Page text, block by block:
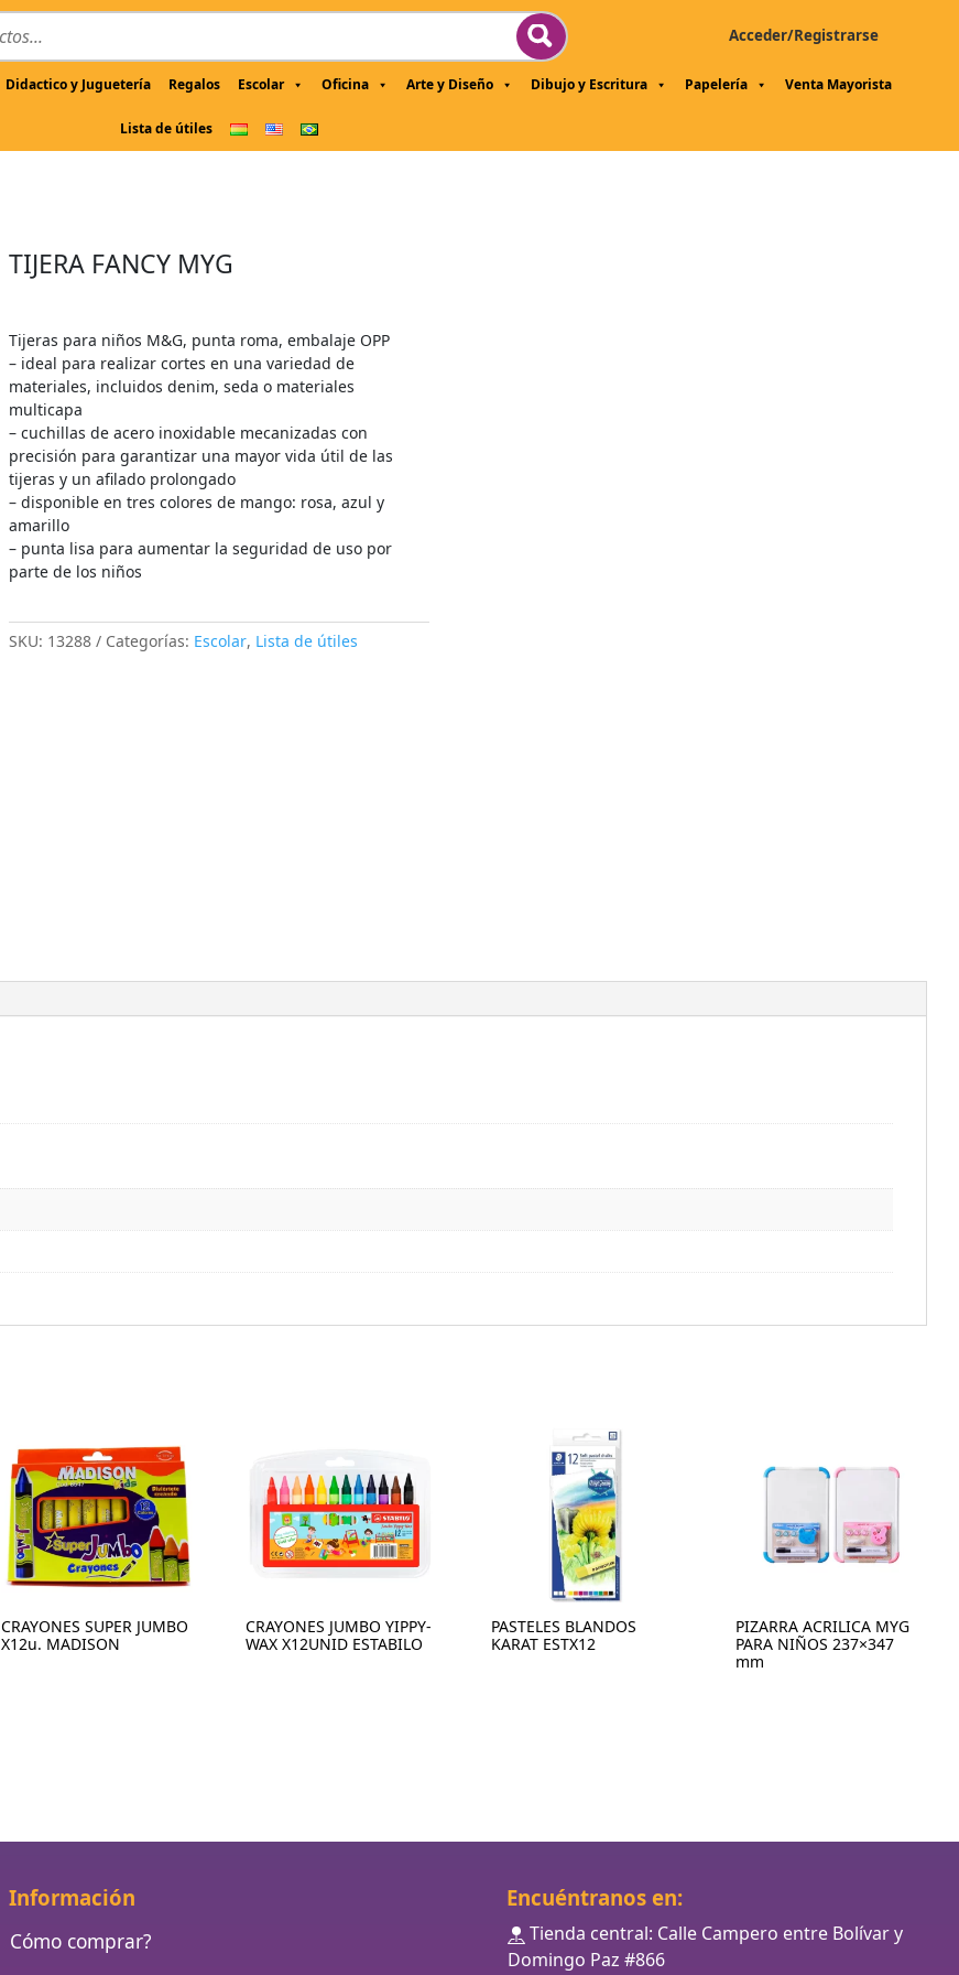
Acceder/Registrarse
Didactico y Juguetería Regalos Escolar Oficina Arte y Diseño Dibujo y Escritura Papelería Venta Mayorista
Lista de útiles
TIJERA FANCY MYG
Tijeras para niños M&G, punta roma, embalaje OPP
– ideal para realizar cortes en una variedad de
materiales, incluidos denim, seda o materiales
multicapa
– cuchillas de acero inoxidable mecanizadas con
precisión para garantizar una mayor vida útil de las
tijeras y un afilado prolongado
– disponible en tres colores de mango: rosa, azul y
amarillo
– punta lisa para aumentar la seguridad de uso por
parte de los niños
SKU: 13288 Categorías: Escolar, Lista de útiles
CRAYONES SUPER JUMBO
X12u. MADISON
CRAYONES JUMBO YIPPY-
WAX X12UNID ESTABILO
PASTELES BLANDOS
KARAT ESTX12
PIZARRA ACRILICA MYG
PARA NIÑOS 237×347
mm
Información
Cómo comprar?
Encuéntranos en:
Tienda central: Calle Campero entre Bolívar y
Domingo Paz #866